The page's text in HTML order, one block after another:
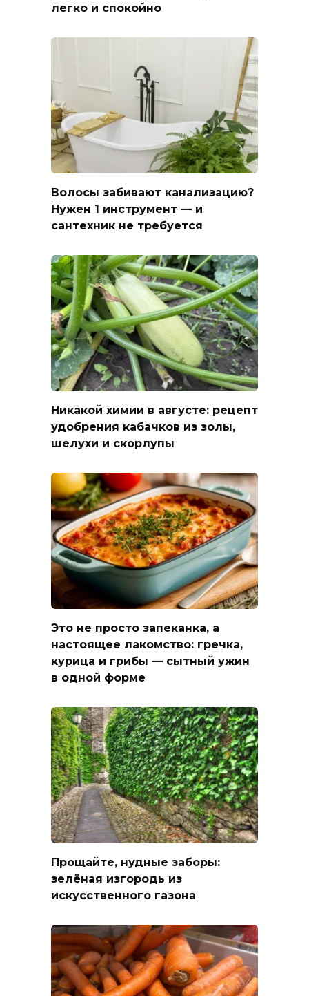
легко и спокойно
Волосы забивают канализацию?
Нужен 1 инструмент — и
сантехник не требуется
Никакой химии в августе: рецепт
удобрения кабачков из золы,
шелухи и скорлупы
Это не просто запеканка, а
настоящее лакомство: гречка,
курица и грибы — сытный ужин
в одной форме
Прощайте, нудные заборы:
зелёная изгородь из
искусственного газона